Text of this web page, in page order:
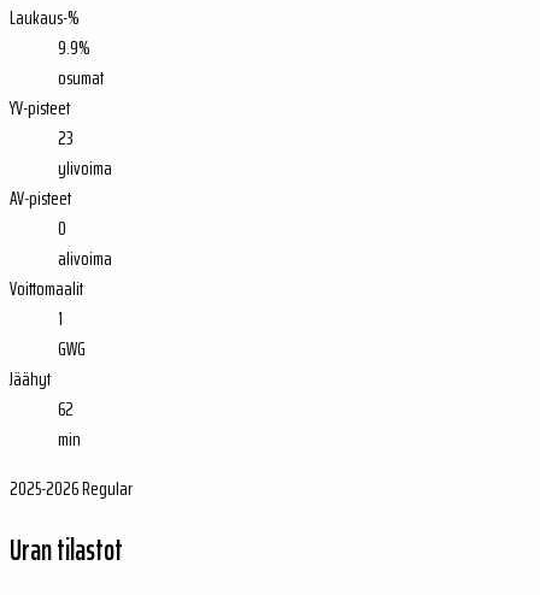
Laukaus-%
9.9%
osumat
YV-pisteet
23
ylivoima
AV-pisteet
0
alivoima
Voittomaalit
1
GWG
Jäähyt
62
min
2025-2026 Regular
Uran tilastot